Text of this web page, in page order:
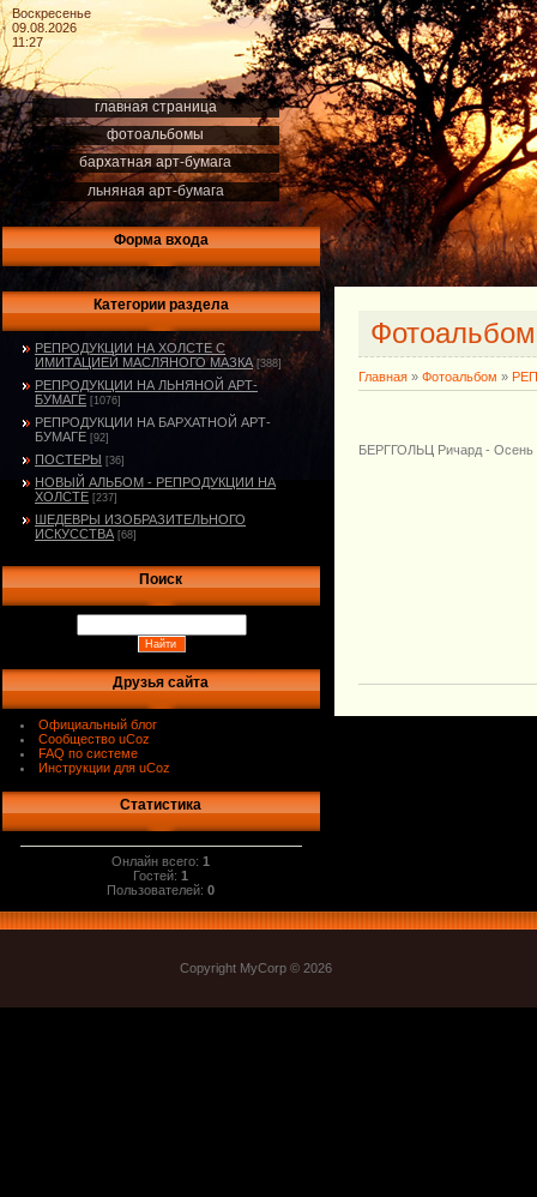
Воскресенье
09.08.2026
11:27
главная страница
фотоальбомы
бархатная арт-бумага
льняная арт-бумага
Форма входа
Категории раздела
РЕПРОДУКЦИИ НА ХОЛСТЕ С
ИМИТАЦИЕЙ МАСЛЯНОГО МАЗКА [388]
РЕПРОДУКЦИИ НА ЛЬНЯНОЙ АРТ-
БУМАГЕ [1076]
РЕПРОДУКЦИИ НА БАРХАТНОЙ АРТ-
БУМАГЕ [92]
ПОСТЕРЫ [36]
НОВЫЙ АЛЬБОМ - РЕПРОДУКЦИИ НА
ХОЛСТЕ [237]
ШЕДЕВРЫ ИЗОБРАЗИТЕЛЬНОГО
ИСКУССТВА [68]
Поиск
Друзья сайта
Официальный блог
Сообщество uCoz
FAQ по системе
Инструкции для uCoz
Статистика
Онлайн всего:1
Гостей:1
Пользователей:0
Главная » Фотоальбом »
БЕРГГОЛЬЦ Ричард - Осень
Copyright MyCorp © 2026